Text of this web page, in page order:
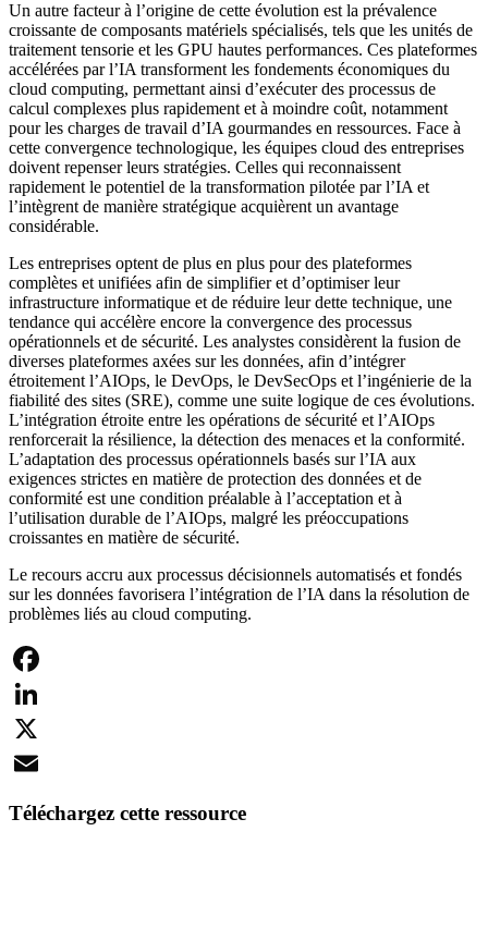
Un autre facteur à l’origine de cette évolution est la prévalence
croissante de composants matériels spécialisés, tels que les unités de
traitement tensorie et les GPU hautes performances. Ces plateformes
accélérées par l’IA transforment les fondements économiques du
cloud computing, permettant ainsi d’exécuter des processus de
calcul complexes plus rapidement et à moindre coût, notamment
pour les charges de travail d’IA gourmandes en ressources. Face à
cette convergence technologique, les équipes cloud des entreprises
doivent repenser leurs stratégies. Celles qui reconnaissent
rapidement le potentiel de la transformation pilotée par l’IA et
l’intègrent de manière stratégique acquièrent un avantage
considérable.
Les entreprises optent de plus en plus pour des plateformes
complètes et unifiées afin de simplifier et d’optimiser leur
infrastructure informatique et de réduire leur dette technique, une
tendance qui accélère encore la convergence des processus
opérationnels et de sécurité. Les analystes considèrent la fusion de
diverses plateformes axées sur les données, afin d’intégrer
étroitement l’AIOps, le DevOps, le DevSecOps et l’ingénierie de la
fiabilité des sites (SRE), comme une suite logique de ces évolutions.
L’intégration étroite entre les opérations de sécurité et l’AIOps
renforcerait la résilience, la détection des menaces et la conformité.
L’adaptation des processus opérationnels basés sur l’IA aux
exigences strictes en matière de protection des données et de
conformité est une condition préalable à l’acceptation et à
l’utilisation durable de l’AIOps, malgré les préoccupations
croissantes en matière de sécurité.
Le recours accru aux processus décisionnels automatisés et fondés
sur les données favorisera l’intégration de l’IA dans la résolution de
problèmes liés au cloud computing.
Facebook
LinkedIn
X
Téléchargez cette ressource